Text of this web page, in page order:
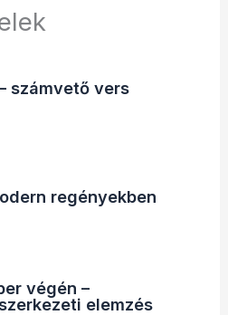
számvető vers
regényekben
végén –
elemzés